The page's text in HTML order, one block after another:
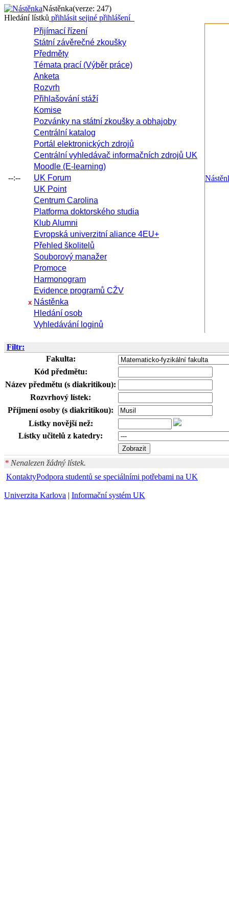
Nástěnka(verze: 247)
Hledání lístků přihlásit sejiné přihlášení
--:--
Přijímací řízení
Státní závěrečné zkoušky
Předměty
Témata prací (Výběr práce)
Anketa
Rozvrh
Přihlašování stáží
Komise
Pozvánky na státní zkoušky a obhajoby
Centrální katalog
Portál elektronických zdrojů
Centrální vyhledávač informačních zdrojů UK
Moodle (E-learning)
UK Forum
UK Point
Centrum Carolina
Platforma doktorského studia
Klub Alumni
Evropská univerzitní aliance 4EU+
Přehled školitelů
Souborový manažer
Promoce
Harmonogram
Evidence programů CŽV
x Nástěnka
Hledání osob
Vyhledávání loginů
Filtr:
Fakulta:
Kód předmětu:
Název předmětu (s diakritikou):
Rozvrhový lístek:
Příjmení osoby (s diakritikou):
Lístky novější než:
Lístky učitelů z katedry:
* Nenalezen žádný lístek.
KontaktyPodpora studentů se speciálními potřebami na UK
Univerzita Karlova | Informační systém UK